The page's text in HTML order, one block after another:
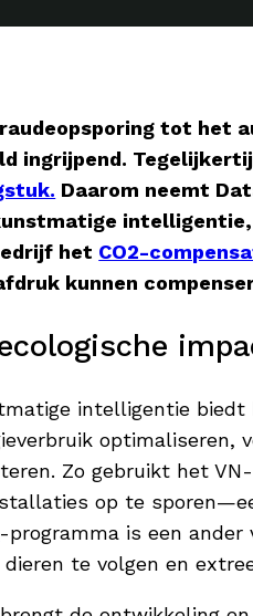
tot het
ingrijpend.
Daarom neemt
het CO2-
kunnen
intelligentie biedt
optimaliseren,
Zo gebruikt het
op te
-programma is een ander
te volgen en